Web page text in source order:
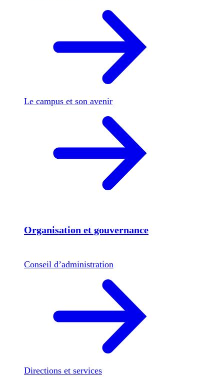
Le campus et son avenir
Organisation et gouvernance
Conseil d’administration
Directions et services